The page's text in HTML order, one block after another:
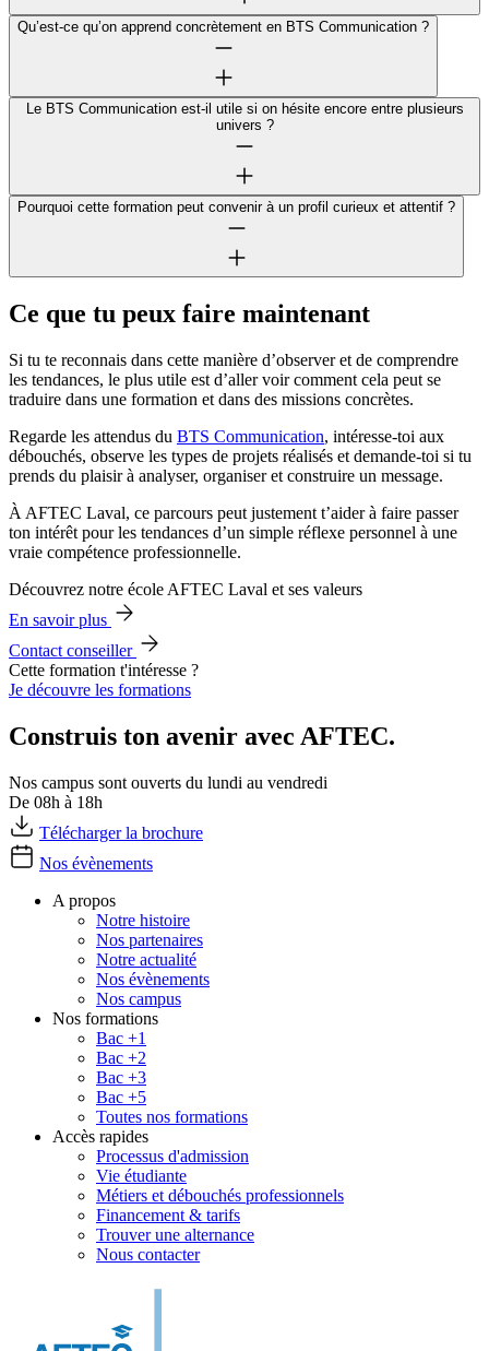
Qu’est-ce qu’on apprend concrètement en BTS Communication ?
Le BTS Communication est-il utile si on hésite encore entre plusieurs
univers ?
Pourquoi cette formation peut convenir à un profil curieux et attentif ?
Ce que tu peux faire maintenant
Si tu te reconnais dans cette manière d’observer et de comprendre
les tendances, le plus utile est d’aller voir comment cela peut se
traduire dans une formation et dans des missions concrètes.
Regarde les attendus du BTS Communication, intéresse-toi aux
débouchés, observe les types de projets réalisés et demande-toi si tu
prends du plaisir à analyser, organiser et construire un message.
À AFTEC Laval, ce parcours peut justement t’aider à faire passer
ton intérêt pour les tendances d’un simple réflexe personnel à une
vraie compétence professionnelle.
Découvrez notre école AFTEC Laval et ses valeurs
En savoir plus
Contact conseiller
Cette formation t'intéresse ?
Je découvre les formations
Construis ton avenir avec AFTEC.
Nos campus sont ouverts du lundi au vendredi
De 08h à 18h
Télécharger la brochure
Nos évènements
A propos
Notre histoire
Nos partenaires
Notre actualité
Nos évènements
Nos campus
Nos formations
Bac +1
Bac +2
Bac +3
Bac +5
Toutes nos formations
Accès rapides
Processus d'admission
Vie étudiante
Métiers et débouchés professionnels
Financement & tarifs
Trouver une alternance
Nous contacter